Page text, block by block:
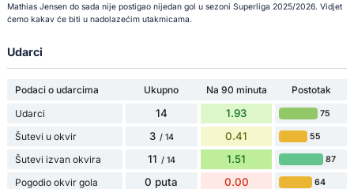
Mathias Jensen do sada nije postigao nijedan gol u sezoni Superliga 2025/2026. Vidjet
ćemo kakav će biti u nadolazećim utakmicama.
Udarci
Podaci o udarcima Ukupno Na 90 minuta
Postotak
Udarci
14 1.93 75
Šutevi u okvir 3 / 14 0.41 55
Šutevi izvan okvira 11 / 14 1.51 87
Pogodio okvir gola 0 puta 0.00 64